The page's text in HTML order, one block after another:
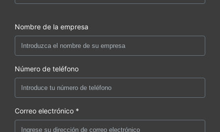
Nombre de la empresa
Número de teléfono
Correo electrónico *